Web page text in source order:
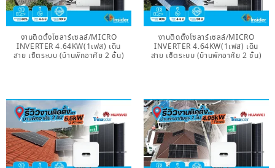
งานติดตั้งโซลาร์เซลล์/MICRO
INVERTER 4.64KW(1เฟส) เดิน
สาย เซ็ตระบบ (บ้านพักอาศัย 2 ชั้น)
งานติดตั้งโซลาร์เซลล์/MICRO
INVERTER 4.64KW(1เฟส) เดิน
สาย เซ็ตระบบ (บ้านพักอาศัย 2 ชั้น)